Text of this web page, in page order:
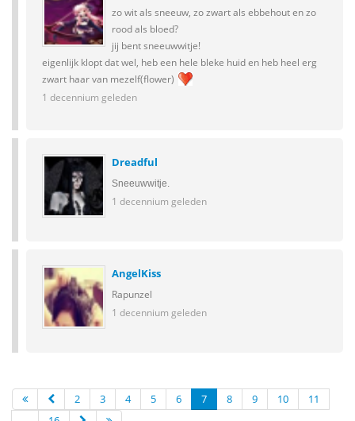
zo wit als sneeuw, zo zwart als ebbehout en zo
rood als bloed?
jij bent sneeuwwitje!
eigenlijk klopt dat wel, heb een hele bleke huid en heb heel erg
zwart haar van mezelf(flower)
1 decennium geleden
Dreadful
Sneeuwwitje.
1 decennium geleden
AngelKiss
Rapunzel
1 decennium geleden
2 3 4 5 6 7 8 9 10
11